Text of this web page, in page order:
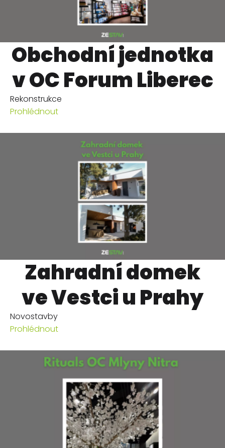
Obchodní jednotka
v OC Forum Liberec
Rekonstrukce
Prohlédnout
Zahradní domek
ve Vestci u Prahy
Novostavby
Prohlédnout